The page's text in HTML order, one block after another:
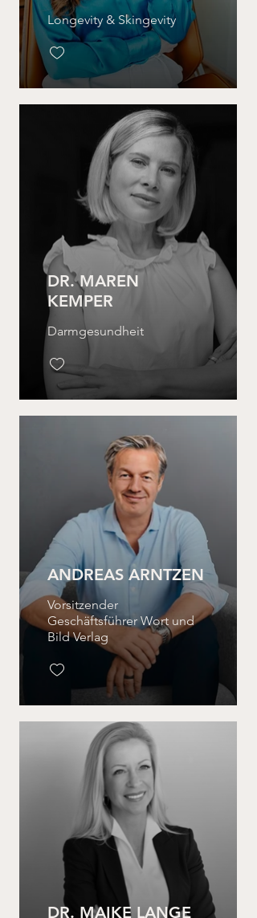
Longevity & Skingevity
DR. MAREN
KEMPER
Darmgesundheit
ANDREAS ARNTZEN
Vorsitzender
Geschäftsführer Wort und
Bild Verlag
DR. MAIKE LANGE